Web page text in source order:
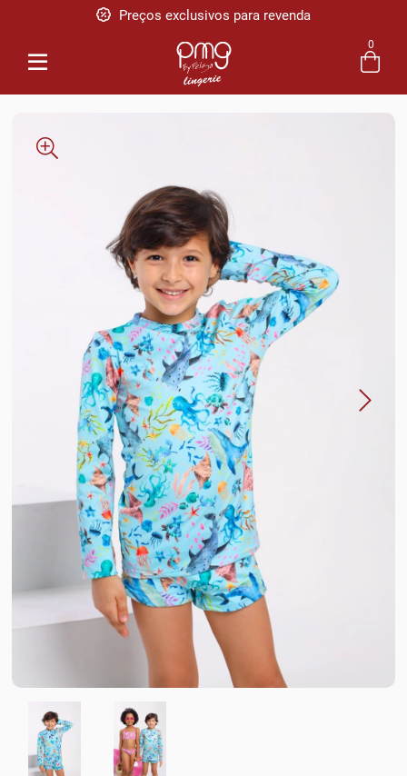
Entre com email ou cpf/cnpj
Preços exclusivos para revenda
Pague em até 5x sem juros
0